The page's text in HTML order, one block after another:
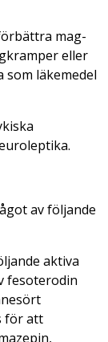
mag-
eller
läkemedel
av följande
aktiva
fesoterodin
för att